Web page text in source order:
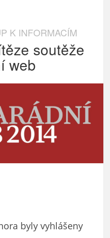
K INFORMACÍM
soutěže
web
byly vyhlášeny